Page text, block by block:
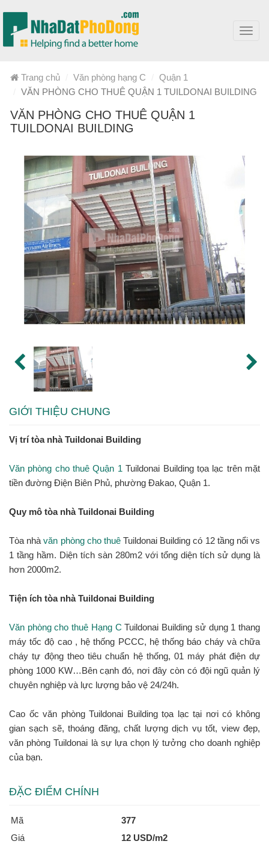
Trang chủ Văn phòng hạng C
Quận 1
VĂN PHÒNG CHO THUÊ QUẬN 1 TUILDONAI BUILDING
VĂN PHÒNG CHO THUÊ QUẬN 1
TUILDONAI BUILDING
GIỚI THIỆU CHUNG
Vị trí tòa nhà Tuildonai Building
Văn phòng cho thuê Quận 1 Tuildonai Building tọa lạc trên mặt
tiền đường Điện Biên Phủ, phường Đakao, Quận 1.
Quy mô tòa nhà Tuildonai Building
Tòa nhàvăn phòng cho thuêTuildonai Building có 12 tầng nổi vs
1 tầng hầm. Diện tích sàn 280m2 với tổng diện tích sử dụng là
hơn 2000m2.
Tiện ích tòa nhà Tuildonai Building
Văn phòng cho thuê Hạng C Tuildonai Building sử dụng 1 thang
máy tốc độ cao , hệ thống PCCC, hệ thống báo cháy và chữa
cháy tự động theo tiêu chuẩn hệ thống, 01 máy phát điện dự
phòng 1000 KW…Bên cạnh đó, nơi đây còn có đội ngũ quản lý
chuyên nghiệp và lực lượng bảo vệ 24/24h.
Cao ốc văn phòng Tuildonai Building tọa lạc tại nơi có không
gian sạch sẽ, thoáng đãng, chất lượng dịch vụ tốt, view đẹp,
văn phòng Tuildonai là sự lựa chọn lý tưởng cho doanh nghiệp
của bạn.
ĐẶC ĐIỂM CHÍNH
Mã
377
Giá
12 USD/m2